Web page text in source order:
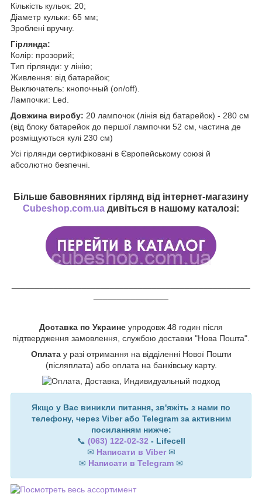
Кількість кульок: 20;
Діаметр кульки: 65 мм;
Зроблені вручну.
Гірлянда:
Колір: прозорий;
Тип гірлянди: у лінію;
Живлення: від батарейок;
Выключатель: кнопочный (on/off).
Лампочки: Led.
Довжина виробу: 20 лампочок (лінія від батарейок) - 280 см
(від блоку батарейок до першої лампочки 52 см, частина де
розміщуються кулі 230 см)
Усі гірлянди сертифіковані в Європейському союзі й
абсолютно безпечні.
Більше бавовняних гірлянд від інтернет-магазину
Cubeshop.com.ua дивіться в нашому каталозі:
Доставка по Украине упродовж 48 годин після
підтвердження замовлення, службою доставки "Нова Пошта".
Оплата у разі отримання на відділенні Нової Пошти
(післяплата) або оплата на банківську карту.
Якщо у Вас виникли питання, зв'яжіть з нами по
телефону, через Viber або Telegram за активним
посиланням нижче:
📞 (063) 122-02-32 - Lifecell
✉ Написати в Viber ✉
✉ Написати в Telegram ✉